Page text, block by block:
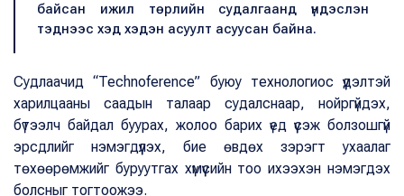
байсан ижил төрлийн судалгаанд үндэслэн
тэднээс хэд хэдэн асуулт асуусан байна.
Судлаачид “Technoference” буюу технологиос үүдэлтэй
харилцааны саадын талаар судалснаар, нойргүйдэх,
бүтээлч байдал буурах, жолоо барих үед үүсэж болзошгүй
эрсдлийг нэмэгдүүлэх, бие өвдөх зэрэгт ухаалаг
төхөөрөмжийг буруутгах хүмүүсийн тоо ихээхэн нэмэгдэх
болсныг тогтоожээ.